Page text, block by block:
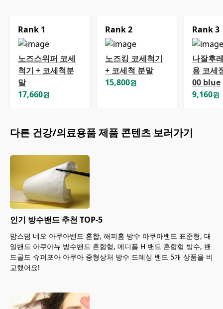
Rank 1
노즈스위퍼 코세
척기 + 코세척분
말
17,660원
Rank2
노즈킹 코세척기
+ 코세척 분말
15,800원
Rank3
나잘후
용 코세
00 blue
9,160원
다른 건강/의료용품제품 콘텐츠 보러가기
인기 방수밴드 추천 TOP-5
맘스덤 네오 아쿠아밴드 혼합, 해피홈 방수 아쿠아밴드 표준형, 대
일밴드 아쿠아뉴 방수밴드 혼합형, 메디폼 H 밴드 혼합형 방수, 밴
드골드 슈퍼포아 아쿠아 중형상처 방수 드레싱 밴드 5개 상품을 비
교했어요!